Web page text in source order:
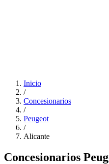
Inicio
/
Concesionarios
/
Peugeot
/
Alicante
Concesionarios